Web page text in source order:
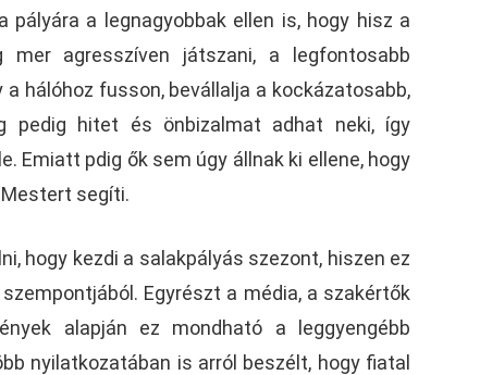
a legnagyobbak ellen is, hogy hisz a
mer agresszíven játszani, a legfontosabb
hálóhoz fusson, bevállalja a kockázatosabb,
pedig hitet és önbizalmat adhat neki, így
Emiatt pdig ők sem úgy állnak ki ellene, hogy
segíti.
hogy kezdi a salakpályás szezont, hiszen ez
Egyrészt a média, a szakértők
alapján ez mondható a leggyengébb
nyilatkozatában is arról beszélt, hogy fiatal